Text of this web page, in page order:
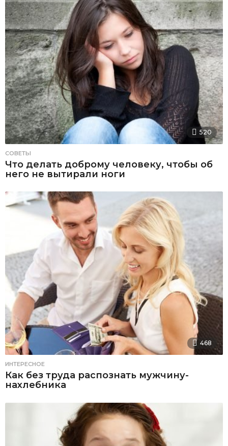
520
СОВЕТЫ
Что делать доброму человеку, чтобы об
него не вытирали ноги
468
ИНТЕРЕСНОЕ
Как без труда распознать мужчину-
нахлебника